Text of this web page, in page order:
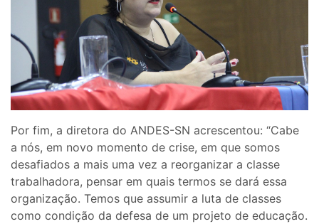
Por fim, a diretora do ANDES-SN acrescentou: “Cabe
a nós, em novo momento de crise, em que somos
desafiados a mais uma vez a reorganizar a classe
trabalhadora, pensar em quais termos se dará essa
organização. Temos que assumir a luta de classes
como condição da defesa de um projeto de educação.